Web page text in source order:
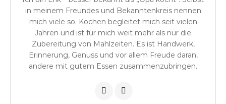
in meinem Freundes und Bekanntenkreis nennen
mich viele so. Kochen begleitet mich seit vielen
Jahren und ist für mich weit mehr als nur die
Zubereitung von Mahlzeiten. Es ist Handwerk,
Erinnerung, Genuss und vor allem Freude daran,
andere mit gutem Essen zusammenzubringen.